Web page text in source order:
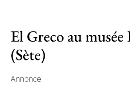
Les ateliers
El Greco au musée
(Sète)
Annonce